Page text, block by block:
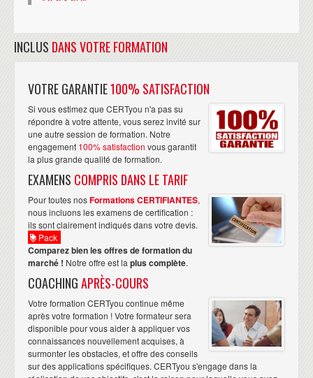
INCLUS DANS VOTRE FORMATION
VOTRE GARANTIE100% SATISFACTION
Si vous estimez que CERTyou n'a pas su
répondre à votre attente, vous serez invité sur
une autre session de formation. Notre
engagement 100% satisfaction vous garantit
la plus grande qualité de formation.
EXAMENS COMPRIS DANS LE TARIF
Pour toutes nosFormations CERTIFIANTES,
nous incluons les examens de certification :
ils sont clairement indiqués dans votre devis.
Pack
Comparez bien les offres de formation du
marché ! Notre offre est la plus complète.
COACHINGAPRÈS-COURS
Votre formation CERTyou continue même
après votre formation ! Votre formateur sera
disponible pour vous aider à appliquer vos
connaissances nouvellement acquises, à
surmonter les obstacles, et offre des conseils
sur des applications spécifiques. CERTyou s'engage dans la